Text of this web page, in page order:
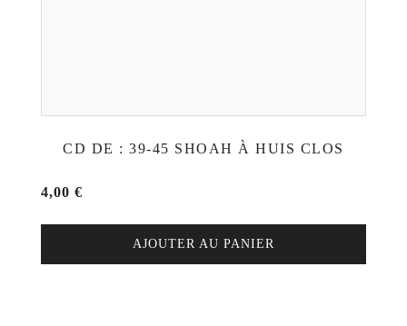
CD DE : 39-45 SHOAH À HUIS CLOS
4,00 €
AJOUTER AU PANIER